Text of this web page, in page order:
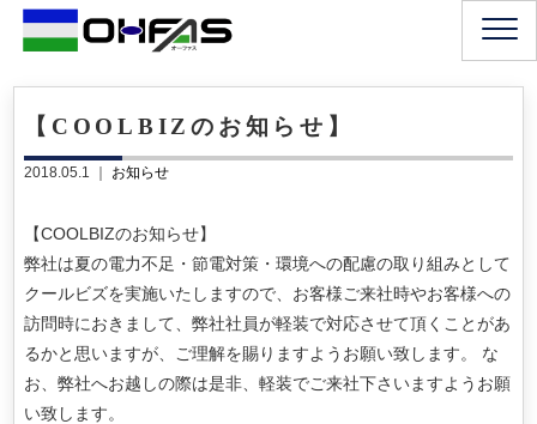
【COOLBIZのお知らせ】
2018.05.1 ｜ お知らせ
【COOLBIZのお知らせ】
弊社は夏の電力不足・節電対策・環境への配慮の取り組みとして
クールビズを実施いたしますので、お客様ご来社時やお客様への
訪問時におきまして、弊社社員が軽装で対応させて頂くことがあ
るかと思いますが、ご理解を賜りますようお願い致します。 な
お、弊社へお越しの際は是非、軽装でご来社下さいますようお願
い致します。